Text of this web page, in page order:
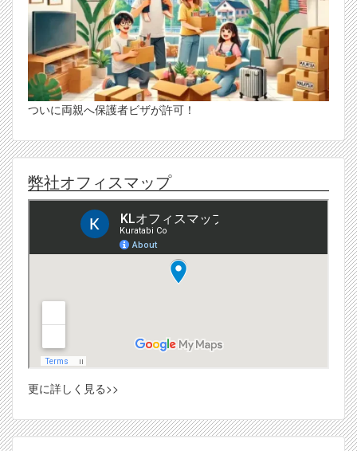
ついに両親へ保護者ビザが許可！
弊社オフィスマップ
更に詳しく見る>>